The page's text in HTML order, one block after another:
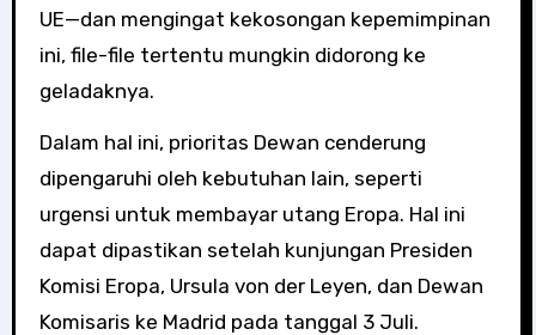
UE—dan mengingat kekosongan kepemimpinan
ini, file-file tertentu mungkin didorong ke
geladaknya.
Dalam hal ini, prioritas Dewan cenderung
dipengaruhi oleh kebutuhan lain, seperti
urgensi untuk membayar utang Eropa. Hal ini
dapat dipastikan setelah kunjungan Presiden
Komisi Eropa, Ursula von der Leyen, dan Dewan
Komisaris ke Madrid pada tanggal 3 Juli.